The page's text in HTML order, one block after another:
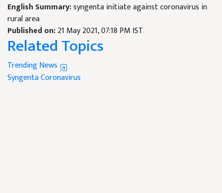
English Summary:syngenta initiate against coronavirus in
rural area
Published on:21 May 2021, 07:18 PM IST
Related Topics
Trending News
SyngentaCoronavirus